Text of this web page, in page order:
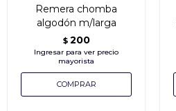
Remera chomba
algodón m/larga
$ 200